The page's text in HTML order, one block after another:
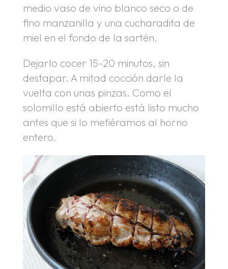
medio vaso de vino blanco seco o de
fino manzanilla y una cucharadita de
miel en el fondo de la sartén.
Dejarlo cocer 15-20 minutos, sin
destapar. A mitad cocción darle la
vuelta con unas pinzas. Como el
solomillo está abierto está listo mucho
antes que si lo metiéramos al horno
entero.